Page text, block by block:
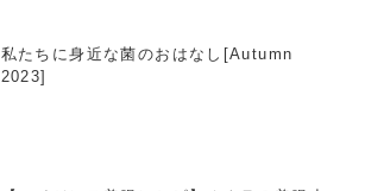
私たちに身近な菌のおはなし[Autumn
2023]